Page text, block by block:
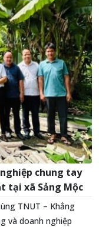
chung tay
tại xã Sảng Mộc
TNUT – Khẳng
và doanh nghiệp